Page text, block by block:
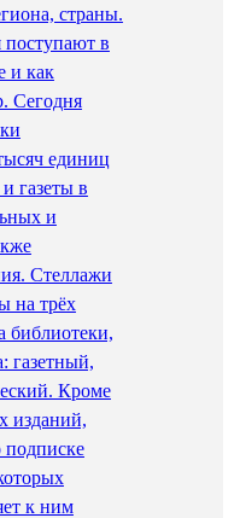
страны.
поступают в
и как
Сегодня
единиц
газеты в
и
Стеллажи
на трёх
библиотеки,
газетный,
Кроме
изданий,
подписке
к ним